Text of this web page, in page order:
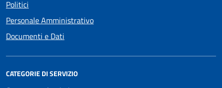
Politici
Personale Amministrativo
Documenti e Dati
CATEGORIE DI SERVIZIO